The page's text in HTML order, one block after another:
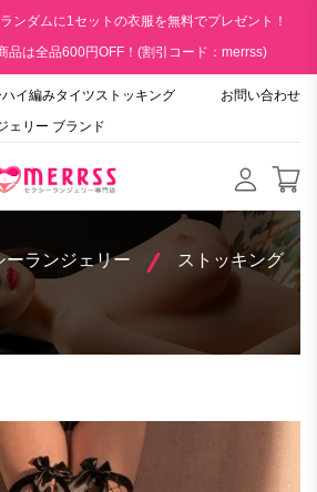
ンダムに1セットの衣服を無料でプレゼント！
品は全品600円OFF！(割引コード：merrss)
イ編みタイツストッキング
ェリー ブランド
お問い合わせ
ーランジェリー ストッキング